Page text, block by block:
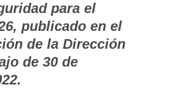
para el
publicado en el
de la Dirección
de 30 de